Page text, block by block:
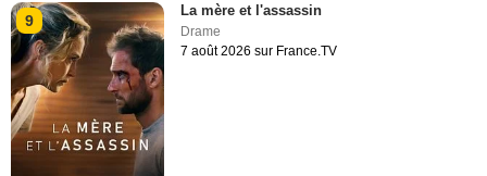
9
La mère et l'assassin
Drame
7 août 2026 sur France.TV